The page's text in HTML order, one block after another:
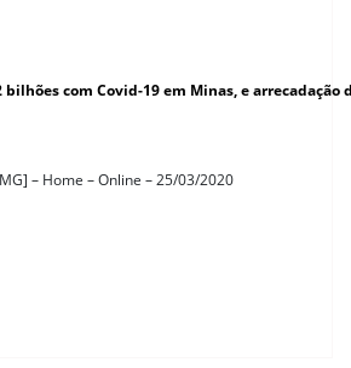
com Covid-19 em Minas, e arrecadação
– Home – Online – 25/03/2020